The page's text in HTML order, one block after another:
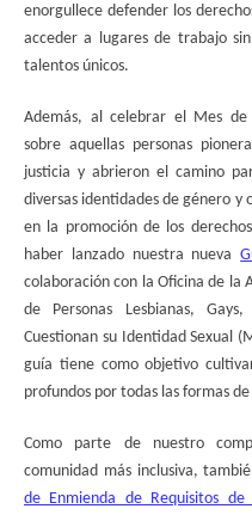
enorgullece defender los
acceder a lugares de trabajo
talentos únicos.
Además, al celebrar el Mes de
sobre aquellas personas
justicia y abrieron el camino
diversas identidades de género y
en la promoción de los
haber lanzado nuestra nueva
colaboración con la Oficina de la
de Personas Lesbianas,
Cuestionan su Identidad Sexual
guía tiene como objetivo
profundos por todas las formas
Como parte de nuestro
comunidad más inclusiva,
de Enmienda de Requisitos de